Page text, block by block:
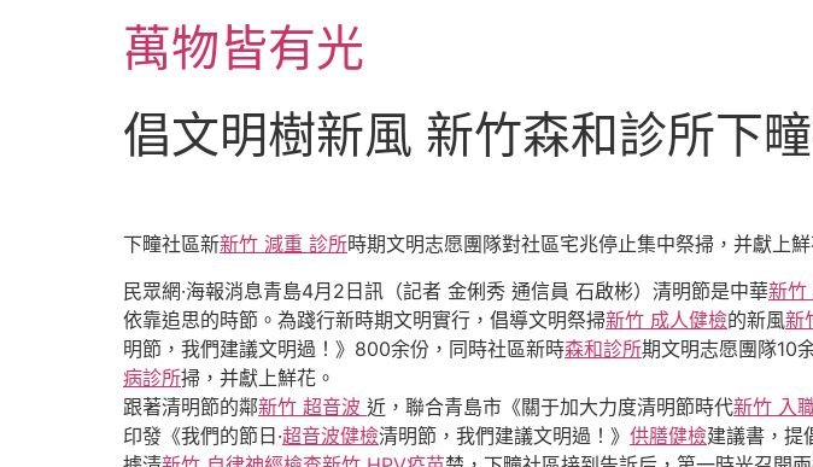
萬物皆有光
倡文明樹新風 新竹森和診所下
下疃社區新新竹 減重 診所時期文明志愿團隊對社區宅兆停止集中祭掃，并獻上鮮
民眾網·海報消息青島4月2日訊（記者 金俐秀 通信員 石啟彬）清明節是中華新竹
依靠追思的時節。為踐行新時期文明實行，倡導文明祭掃新竹 成人健檢的新風新
明節，我們建議文明過！》800余份，同時社區新時森和診所期文明志愿團隊10
病診所掃，并獻上鮮花。
跟著清明節的鄰新竹 超音波 近，聯合青島市《關于加大力度清明節時代新竹 入
印發《我們的節日·超音波健檢清明節，我們建議文明過！》 供膳健檢建議書，提